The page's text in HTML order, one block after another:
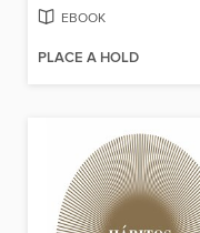
EBOOK
PLACE A HOLD